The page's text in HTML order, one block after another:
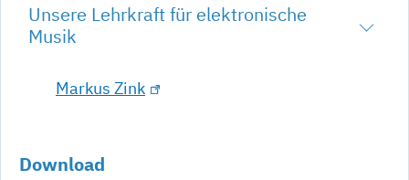
Unsere Lehrkraft für elektronische
Musik
Markus Zink
Download